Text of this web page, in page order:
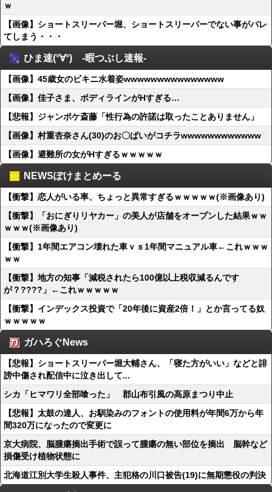
ｗ
【画像】ショートスリーパー堀、ショートスリーパーでない事がバレ
てしまう・・・
ひま速(°∀°) -暇つぶし速報-
【画像】45歳女のビキニ水着姿wwwwwwwwwwwwwww
【画像】佳子さま、ボディラインがHすぎる…
【悲報】ジャンポケ斎藤「性行為の許諾は取ったことありません」
【画像】村重杏奈さん(30)のお〇ぱいがコチラwwwwwwwwwwww
【画像】避難所の女がHすぎるｗｗｗｗｗ
NEWSぽけまとめーる
【衝撃】恋人がいる率、ちょっと異常すぎるｗｗｗｗｗ(※画像あり)
【衝撃】「おにぎりリヤカー」の美人が店舗をオープンした結果ｗｗ
ｗｗｗ(※画像あり)
【衝撃】1年間エアコン壊れた車ｖｓ1年間マニュアル車←これｗｗｗ
ｗｗ
【衝撃】地方の知事「減税されたら100億以上税収減るんです
が？????」←これｗｗｗｗｗ
【衝撃】インデックス投資で「20年後に資産2倍！」とか言ってる奴
ｗｗｗｗｗ
ガハろぐNews
【悲報】ショートスリーパー堀大輔さん、「寝た方がいい」などと誹
謗中傷され配信中に泣き出して...
シカ「ヒマワリ全部喰った」 郡山布引風の高原まつり中止
【悲報】太鼓の達人、お馴染みのフォントの使用料が年間6万から年
間320万になったので変更に
京大病院、脳腫瘍摘出手術で誤って腫瘍の無い部位を摘出 脳幹など
損傷受け植物状態に
北海道江別大学生殺人事件、主犯格の川口被告(19)に無期懲役の判決